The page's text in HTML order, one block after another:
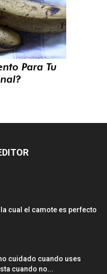
cual el camote es perfecto
cuidado cuando uses
cuando no...